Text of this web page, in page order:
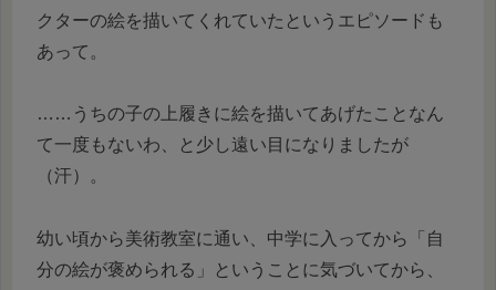
クターの絵を描いてくれていたというエピソードも
あって。
……うちの子の上履きに絵を描いてあげたことなん
て一度もないわ、と少し遠い目になりましたが
（汗）。
幼い頃から美術教室に通い、中学に入ってから「自
分の絵が褒められる」ということに気づいてから、